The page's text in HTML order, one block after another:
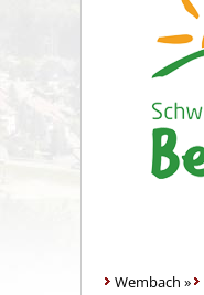
Wembach »